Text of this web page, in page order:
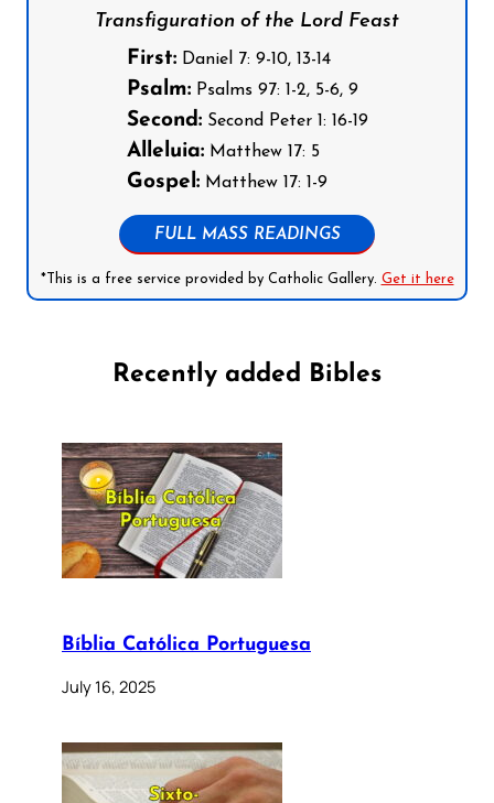
Transfiguration of the Lord Feast
First:Daniel 7: 9-10, 13-14
Psalm:Psalms 97: 1-2, 5-6, 9
Second:Second Peter 1: 16-19
Alleluia:Matthew 17: 5
Gospel:Matthew 17: 1-9
FULL MASS READINGS
*This is a free service provided by Catholic Gallery. Get it here
Recently added Bibles
Bíblia Católica Portuguesa
July 16, 2025